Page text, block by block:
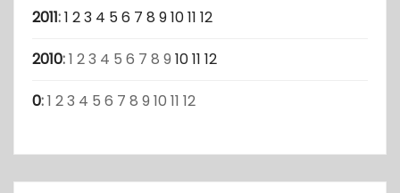
2011:1 23 4 56 7 8 91011 12
2010:1 23 4 5 6 7 8 9 1011 12
0:1 23 4 5 6 7 8 9 10 11 12